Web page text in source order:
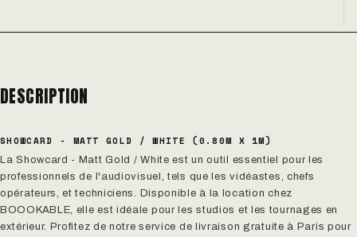
DESCRIPTION
SHOWCARD - MATT GOLD / WHITE (0.80M X 1M)
La Showcard - Matt Gold / White est un outil essentiel pour les
professionnels de l'audiovisuel, tels que les vidéastes, chefs
opérateurs, et techniciens. Disponible à la location chez
BOOOKABLE, elle est idéale pour les studios et les tournages en
extérieur. Profitez de notre service de livraison gratuite à Paris pour